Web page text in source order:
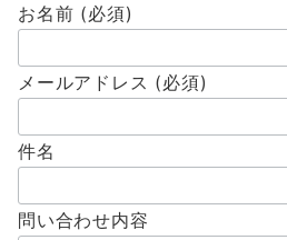
お名前 (必須)
メールアドレス (必須)
件名
問い合わせ内容